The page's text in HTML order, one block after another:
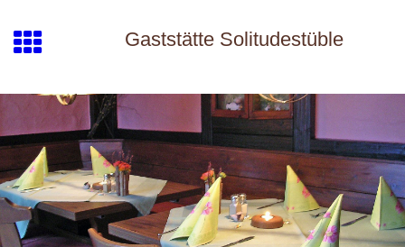
Gaststätte Solitudestüble